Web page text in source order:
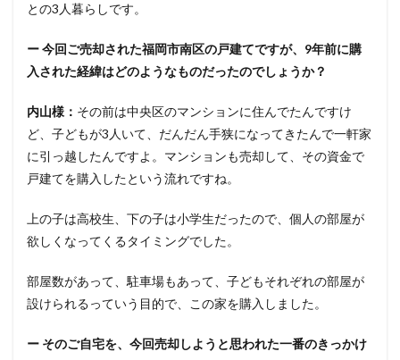
との3人暮らしです。
ー 今回ご売却された福岡市南区の戸建てですが、9年前に購
入された経緯はどのようなものだったのでしょうか？
内山様： その前は中央区のマンションに住んでたんですけ
ど、子どもが3人いて、だんだん手狭になってきたんで一軒家
に引っ越したんですよ。マンションも売却して、その資金で
戸建てを購入したという流れですね。
上の子は高校生、下の子は小学生だったので、個人の部屋が
欲しくなってくるタイミングでした。
部屋数があって、駐車場もあって、子どもそれぞれの部屋が
設けられるっていう目的で、この家を購入しました。
ー そのご自宅を、今回売却しようと思われた一番のきっかけ